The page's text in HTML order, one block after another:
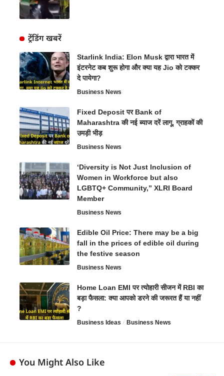
ट्रेंडिंग खबरें
Starlink India: Elon Musk द्वारा भारत में
इंटरनेट कब शुरू होगा और क्या यह Jio को टक्कर
दे पायेगा?
Business News
Fixed Deposit पर Bank of
Maharashtra की नई ब्याज दरें लागू, ग्राहकों की
उमड़ी भीड़
Business News
‘Diversity is Not Just Inclusion of
Women in Workforce but also
LGBTQ+ Community,” XLRI Board
Member
Business News
Edible Oil Price: There may be a big
fall in the prices of edible oil during
the festive season
Business News
Home Loan EMI पर त्योहारी सीजन में RBI का
बड़ा फैसला: क्या आपको डरने की जरूरत हैं या नहीं
?
Business Ideas Business News
You Might Also Like